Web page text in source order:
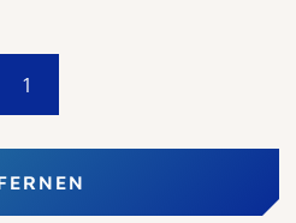
1